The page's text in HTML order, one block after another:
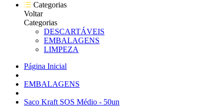
Categorias
Voltar
Categorias
DESCARTÁVEIS
EMBALAGENS
LIMPEZA
Página Inicial
EMBALAGENS
Saco Kraft SOS Médio - 50un